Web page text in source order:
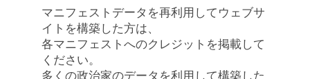
マニフェストデータを再利用してウェブサ
イトを構築した方は、
各マニフェストへのクレジットを掲載して
ください。
多くの政治家のデータを利用して構築した